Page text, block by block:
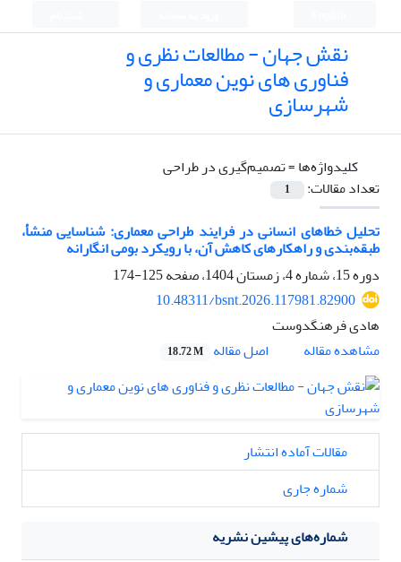
نقش جهان - مطالعات نظری و
فناوری های نوین معماری و
شهرسازی
کلیدواژه‌ها =تصمیم‌گیری در طراحی
تعداد مقالات:
1
تحلیل خطاهای انسانی در فرایند طراحی معماری: شناسایی منشأ،
طبقه‌بندی و راهکارهای کاهش آن، با رویکرد بومی انگارانه
دوره 15، شماره 4، زمستان 1404، صفحه
125-174
10.48311/bsnt.2026.117981.82900
هادی فرهنگدوست
مشاهده مقاله
اصل مقاله 18.72 M
مقالات آماده انتشار
شماره جاری
شماره‌های پیشین نشریه